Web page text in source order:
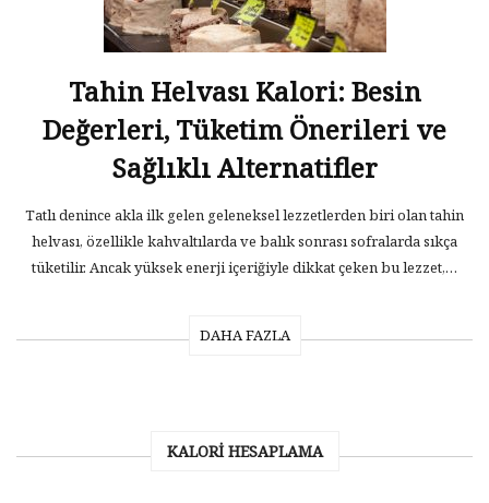
Tahin Helvası Kalori: Besin
Değerleri, Tüketim Önerileri ve
Sağlıklı Alternatifler
Tatlı denince akla ilk gelen geleneksel lezzetlerden biri olan tahin
helvası, özellikle kahvaltılarda ve balık sonrası sofralarda sıkça
tüketilir. Ancak yüksek enerji içeriğiyle dikkat çeken bu lezzet,…
DAHA FAZLA
KALORI HESAPLAMA